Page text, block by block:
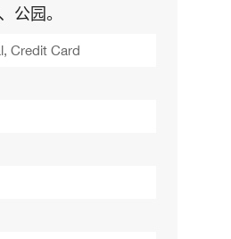
公园。
Credit Card